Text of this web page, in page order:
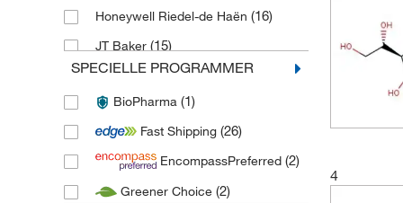
Honeywell Riedel-de Haën (16)
JT Baker (15)
Macron Fine Chemicals(1)
Medchem Express
MP Biomedicals(10)
PENTA CHEMICALS(2)
Scharlab(1)
SPECIELLE PROGRAMMER
BioPharma (1)
Fast Shipping (26)
EncompassPreferred (2)
Greener Choice (2)
4